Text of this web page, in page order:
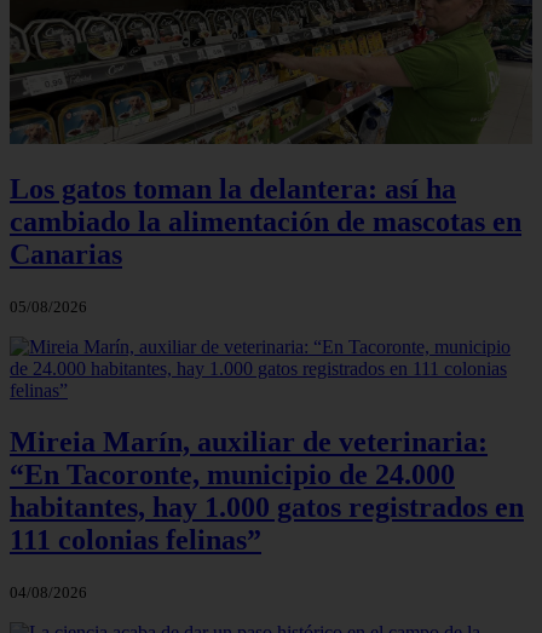
Los gatos toman la delantera: así ha
cambiado la alimentación de mascotas en
Canarias
05/08/2026
Mireia Marín, auxiliar de veterinaria:
“En Tacoronte, municipio de 24.000
habitantes, hay 1.000 gatos registrados en
111 colonias felinas”
04/08/2026